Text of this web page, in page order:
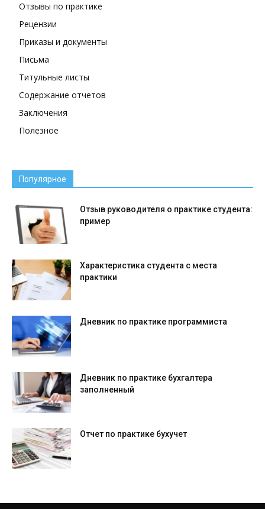
Отзывы по практике
Рецензии
Приказы и документы
Письма
Титульные листы
Содержание отчетов
Заключения
Полезное
Популярное
Отзыв руководителя о практике студента:
пример
Характеристика студента с места
практики
Дневник по практике программиста
Дневник по практике бухгалтера
заполненный
Отчет по практике бухучет